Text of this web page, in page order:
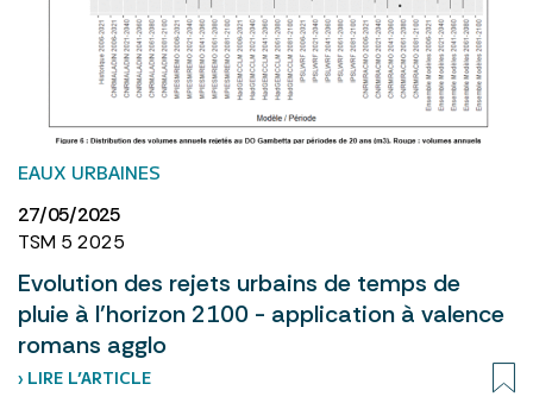
EAUX URBAINES
27/05/2025
TSM 5 2025
Evolution des rejets urbains de temps de
pluie à l’horizon 2100 - application à valence
romans agglo
› LIRE L’ARTICLE